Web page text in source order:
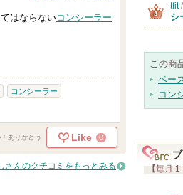
はならないコンシーラー
コンシーラー
ありがとう Like 0
さんのクチコミをもっとみる
tfit/
シ
この商
ベー
コン
【毎月